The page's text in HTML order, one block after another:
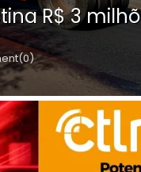
R$ 3